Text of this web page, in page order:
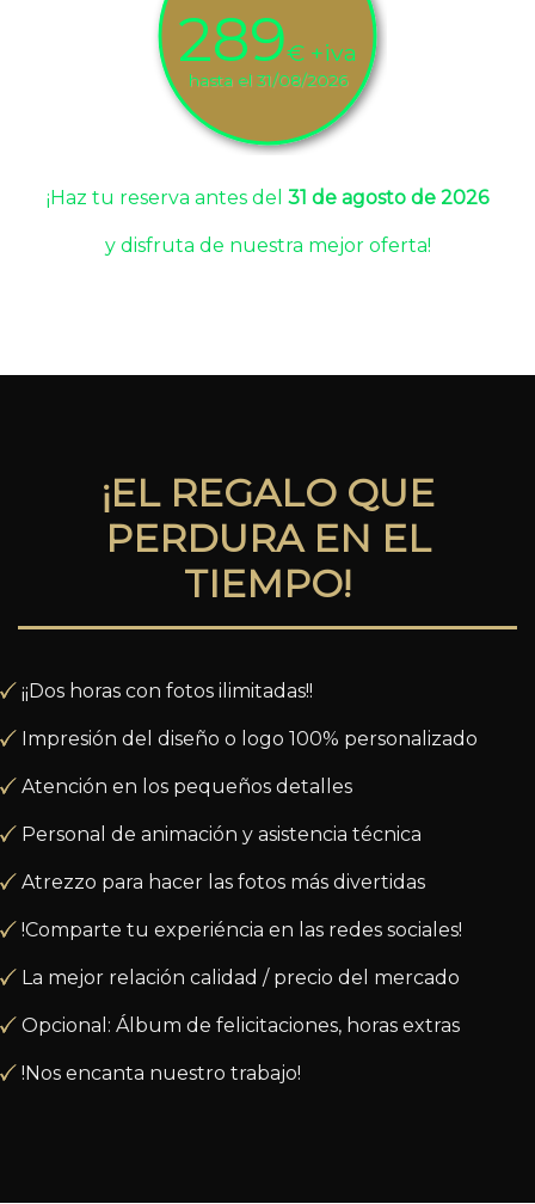
289€ +iva
hasta el 31/08/2026
¡Haz tu reserva antes del 31 de agosto de 2026
y disfruta de nuestra mejor oferta!
¡EL REGALO QUE
PERDURA EN EL
TIEMPO!
¡¡Dos horas con fotos ilimitadas!!
Impresión del diseño o logo 100% personalizado
Atención en los pequeños detalles
Personal de animación y asistencia técnica
Atrezzo para hacer las fotos más divertidas
!Comparte tu experiéncia en las redes sociales!
La mejor relación calidad / precio del mercado
Opcional: Álbum de felicitaciones, horas extras
!Nos encanta nuestro trabajo!